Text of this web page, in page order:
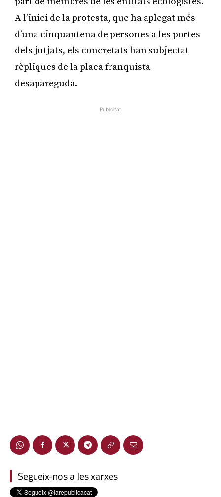
A l’inici de la protesta, que ha aplegat més
d’una cinquantena de persones a les portes
dels jutjats, els concretats han subjectat
rèpliques de la placa franquista
desapareguda.
Publicitat
Segueix-nos a les xarxes